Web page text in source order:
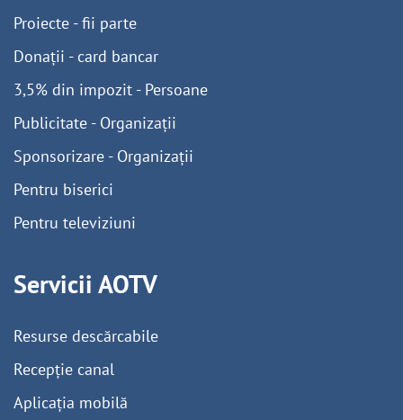
Proiecte - fii parte
Donații - card bancar
3,5% din impozit - Persoane
Publicitate - Organizații
Sponsorizare - Organizații
Pentru biserici
Pentru televiziuni
Servicii AOTV
Resurse descărcabile
Recepție canal
Aplicația mobilă